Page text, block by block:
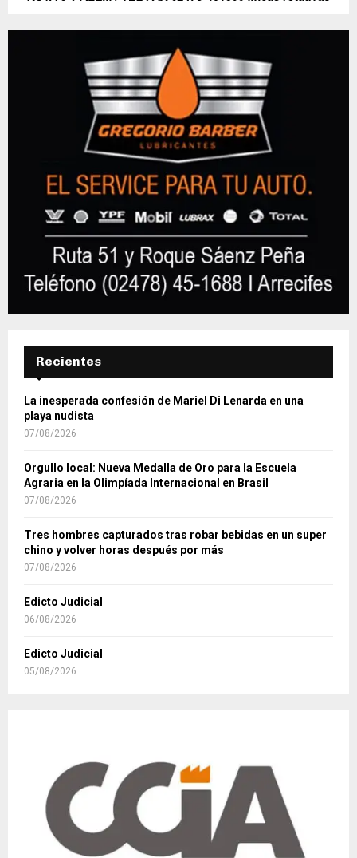
Recientes
La inesperada confesión de Mariel Di Lenarda en una
playa nudista
07/08/2026
Orgullo local: Nueva Medalla de Oro para la Escuela
Agraria en la Olimpíada Internacional en Brasil
07/08/2026
Tres hombres capturados tras robar bebidas en un super
chino y volver horas después por más
07/08/2026
Edicto Judicial
06/08/2026
Edicto Judicial
05/08/2026